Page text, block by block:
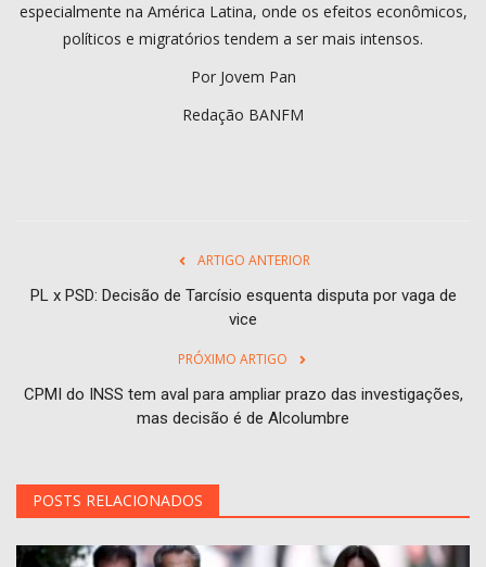
especialmente na América Latina, onde os efeitos econômicos,
políticos e migratórios tendem a ser mais intensos.
Por Jovem Pan
Redação BANFM
ARTIGO ANTERIOR
PL x PSD: Decisão de Tarcísio esquenta disputa por vaga de
vice
PRÓXIMO ARTIGO
CPMI do INSS tem aval para ampliar prazo das investigações,
mas decisão é de Alcolumbre
POSTS RELACIONADOS